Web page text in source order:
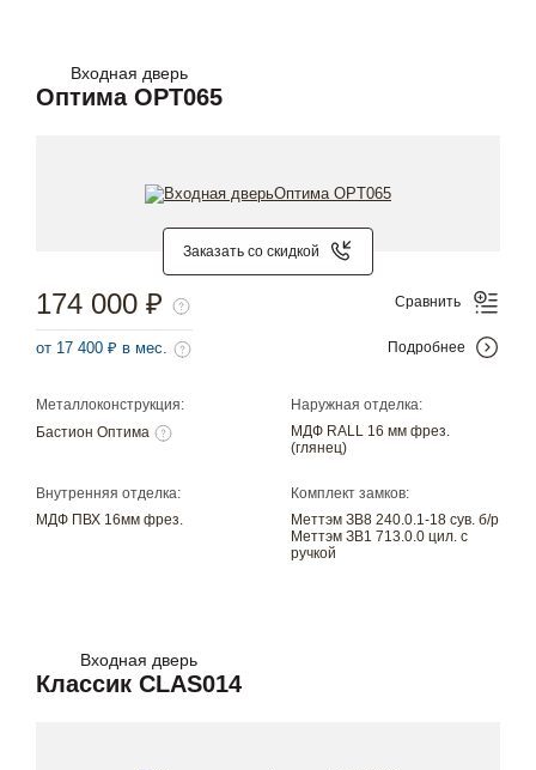
Входная дверь
Оптима OPT065
Заказать со скидкой
Металлоконструкция:
Бастион Оптима
Наружная отделка:
МДФ RALL 16 мм фрез.
(глянец)
Внутренняя отделка:
МДФ ПВХ 16мм фрез.
Комплект замков:
Меттэм ЗВ8 240.0.1-18 сув. б/р
Меттэм ЗВ1 713.0.0 цил. с
ручкой
174 000 ₽
от 17 400 ₽ в мес.
Сравнить
Подробнее
Входная дверь
Классик CLAS014